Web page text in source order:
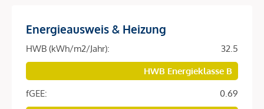
Das Projekt: "Josephine":
62 Eigentumswohnungen mit Ostausrichtung "Blick
zum Prater"
Wohnflächen zwischen 32m² - 112m²
Energieausweis & Heizung
HWB (kWh/m2/Jahr):
32.5
HWB Energieklasse B
fGEE:
0.69